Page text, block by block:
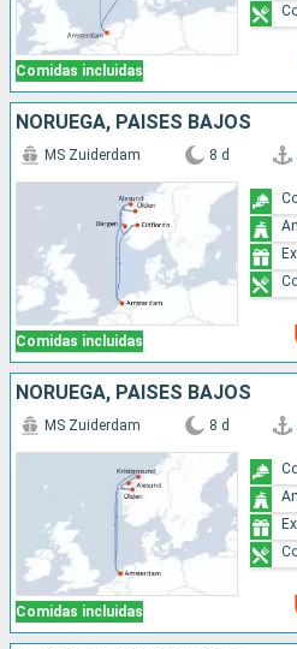
Comidas incluidas
NORUEGA, PAISES BAJOS
Comidas incluidas
MS Zuiderdam 8 d
NORUEGA, PAISES BAJOS
Comidas incluidas
MS Zuiderdam 8 d